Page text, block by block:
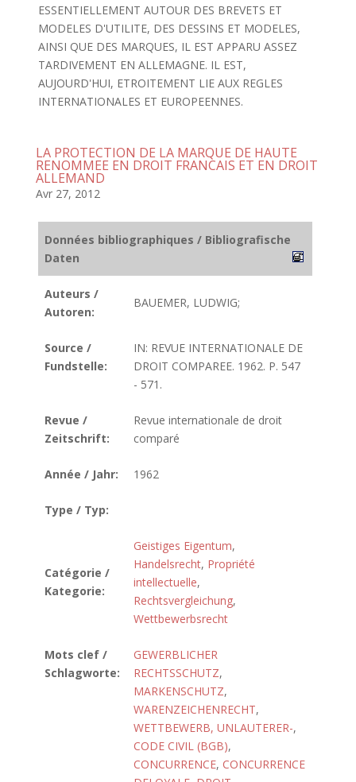
ESSENTIELLEMENT AUTOUR DES BREVETS ET
MODELES D'UTILITE, DES DESSINS ET MODELES,
AINSI QUE DES MARQUES, IL EST APPARU ASSEZ
TARDIVEMENT EN ALLEMAGNE. IL EST,
AUJOURD'HUI, ETROITEMENT LIE AUX REGLES
INTERNATIONALES ET EUROPEENNES.
LA PROTECTION DE LA MARQUE DE HAUTE
RENOMMEE EN DROIT FRANCAIS ET EN DROIT
ALLEMAND
Avr 27, 2012
Données bibliographiques / Bibliografische
Daten
Auteurs /
Autoren:
BAUEMER, LUDWIG;
Source /
Fundstelle:
IN: REVUE INTERNATIONALE DE
DROIT COMPAREE. 1962. P. 547
- 571.
Revue /
Zeitschrift:
Revue internationale de droit
comparé
Année / Jahr: 1962
Type / Typ:
Catégorie /
Kategorie:
Geistiges Eigentum,
Handelsrecht, Propriété
intellectuelle,
Rechtsvergleichung,
Wettbewerbsrecht
Mots clef /
Schlagworte:
GEWERBLICHER
RECHTSSCHUTZ,
MARKENSCHUTZ,
WARENZEICHENRECHT,
WETTBEWERB, UNLAUTERER-,
CODE CIVIL (BGB),
CONCURRENCE, CONCURRENCE